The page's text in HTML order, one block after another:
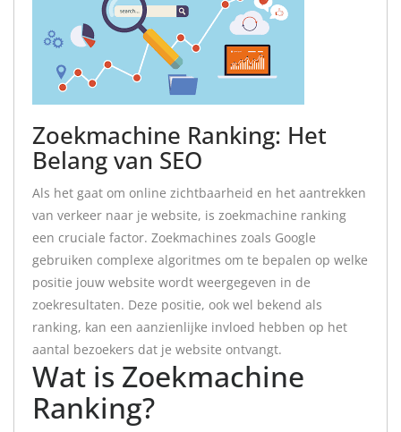
Zoekmachine Ranking: Het
Belang van SEO
Als het gaat om online zichtbaarheid en het aantrekken
van verkeer naar je website, is zoekmachine ranking
een cruciale factor. Zoekmachines zoals Google
gebruiken complexe algoritmes om te bepalen op welke
positie jouw website wordt weergegeven in de
zoekresultaten. Deze positie, ook wel bekend als
ranking, kan een aanzienlijke invloed hebben op het
aantal bezoekers dat je website ontvangt.
Wat is Zoekmachine
Ranking?